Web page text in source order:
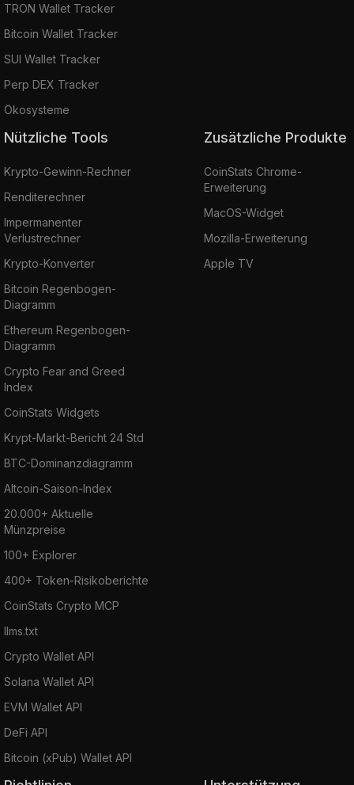
TRON Wallet Tracker
Bitcoin Wallet Tracker
SUI Wallet Tracker
Perp DEX Tracker
Ökosysteme
Nützliche Tools
Krypto-Gewinn-Rechner
Renditerechner
Impermanenter
Verlustrechner
Krypto-Konverter
Bitcoin Regenbogen-
Diagramm
Ethereum Regenbogen-
Diagramm
Crypto Fear and Greed
Index
CoinStats Widgets
Krypt-Markt-Bericht 24 Std
BTC-Dominanzdiagramm
Altcoin-Saison-Index
20.000+ Aktuelle
Münzpreise
100+ Explorer
400+ Token-Risikoberichte
CoinStats Crypto MCP
llms.txt
Crypto Wallet API
Solana Wallet API
EVM Wallet API
DeFi API
Bitcoin (xPub) Wallet API
Zusätzliche Produkte
CoinStats Chrome-
Erweiterung
MacOS-Widget
Mozilla-Erweiterung
Apple TV